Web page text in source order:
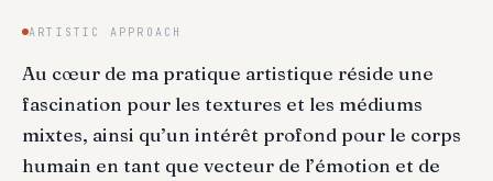
ARTISTIC APPROACH
Au cœur de ma pratique artistique réside une
fascination pour les textures et les médiums
mixtes, ainsi qu’un intérêt profond pour le corps
humain en tant que vecteur de l’émotion et de